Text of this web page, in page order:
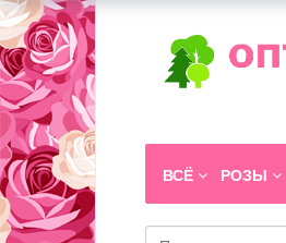
ВСЁ РОЗЫ